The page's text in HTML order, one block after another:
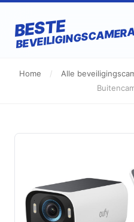
BESTE
Home / Alle